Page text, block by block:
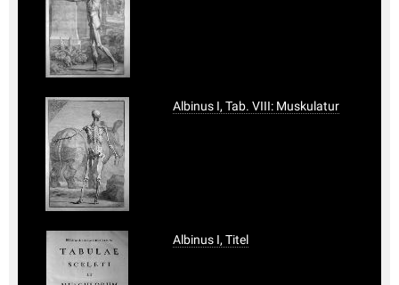
Albinus I, Tab. VIII: Muskulatur
Albinus I, Titel